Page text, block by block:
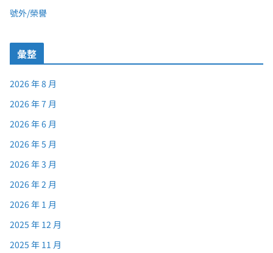
號外/榮譽
彙整
2026 年 8 月
2026 年 7 月
2026 年 6 月
2026 年 5 月
2026 年 3 月
2026 年 2 月
2026 年 1 月
2025 年 12 月
2025 年 11 月